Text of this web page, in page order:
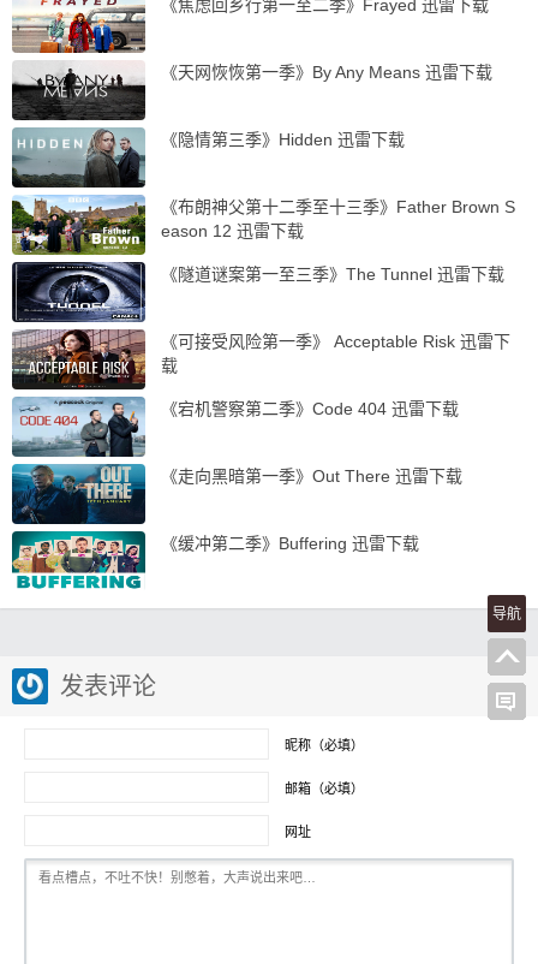
《焦虑回乡行第一至二季》Frayed 迅雷下载
《天网恢恢第一季》By Any Means 迅雷下载
《隐情第三季》Hidden 迅雷下载
《布朗神父第十二季至十三季》Father Brown S
eason 12 迅雷下载
《隧道谜案第一至三季》The Tunnel 迅雷下载
《可接受风险第一季》 Acceptable Risk 迅雷下
载
《宕机警察第二季》Code 404 迅雷下载
《走向黑暗第一季》Out There 迅雷下载
《缓冲第二季》Buffering 迅雷下载
发表评论
昵称（必填）
邮箱（必填）
网址
导航